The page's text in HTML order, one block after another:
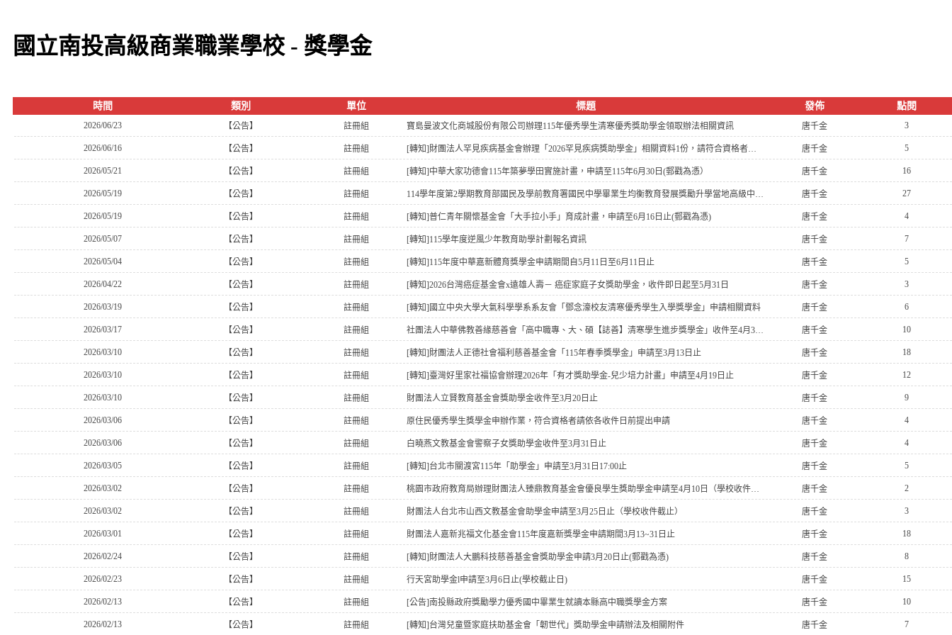
國立南投高級商業職業學校 - 獎學金
時間 類別 單位 標題 發佈 點閱
2026/06/23 【公告】 註冊組 寶島曼波文化商城股份有限公司辦理115年優秀學生清寒優秀獎助學金領取辦法相關資訊 唐千金 3
2026/06/16 【公告】 註冊組 [轉知]財團法人罕見疾病基金會辦理「2026罕見疾病獎助學金」相關資料1份，請符合資格者於115年8月14日前提出申請 唐千金 5
2026/05/21 【公告】 註冊組 [轉知]中華大家功德會115年築夢學田實施計畫，申請至115年6月30日(郵戳為憑） 唐千金 16
2026/05/19 【公告】 註冊組 114學年度第2學期教育部國民及學前教育署國民中學畢業生均衡教育發展獎勵升學當地高級中等學校獎學金 獲獎名單 唐千金 27
2026/05/19 【公告】 註冊組 [轉知]普仁青年關懷基金會「大手拉小手」育成計畫，申請至6月16日止(郵戳為憑) 唐千金 4
2026/05/07 【公告】 註冊組 [轉知]115學年度逆風少年教育助學計劃報名資訊 唐千金 7
2026/05/04 【公告】 註冊組 [轉知]115年度中華嘉新體育獎學金申請期間自5月11日至6月11日止 唐千金 5
2026/04/22 【公告】 註冊組 [轉知]2026台灣癌症基金會x遠雄人壽－ 癌症家庭子女獎助學金，收件即日起至5月31日 唐千金 3
2026/03/19 【公告】 註冊組 [轉知]國立中央大學大氣科學學系系友會「鄧念濠校友清寒優秀學生入學獎學金」申請相關資料 唐千金 6
2026/03/17 【公告】 註冊組 社團法人中華佛教善緣慈善會「高中職專、大、碩【誌善】清寒學生進步獎學金」收件至4月30日止 唐千金 10
2026/03/10 【公告】 註冊組 [轉知]財團法人正德社會福利慈善基金會「115年春季獎學金」申請至3月13日止 唐千金 18
2026/03/10 【公告】 註冊組 [轉知]臺灣好里家社福協會辦理2026年「有才獎助學金-兒少培力計畫」申請至4月19日止 唐千金 12
2026/03/10 【公告】 註冊組 財團法人立賢教育基金會獎助學金收件至3月20日止 唐千金 9
2026/03/06 【公告】 註冊組 原住民優秀學生獎學金申辦作業，符合資格者請依各收件日前提出申請 唐千金 4
2026/03/06 【公告】 註冊組 白曉燕文教基金會警察子女獎助學金收件至3月31日止 唐千金 4
2026/03/05 【公告】 註冊組 [轉知]台北市關渡宮115年「助學金」申請至3月31日17:00止 唐千金 5
2026/03/02 【公告】 註冊組 桃園市政府教育局辦理財團法人臻鼎教育基金會優良學生獎助學金申請至4月10日（學校收件截止） 唐千金 2
2026/03/02 【公告】 註冊組 財團法人台北市山西文教基金會助學金申請至3月25日止（學校收件截止） 唐千金 3
2026/03/01 【公告】 註冊組 財團法人嘉新兆福文化基金會115年度嘉新獎學金申請期間3月13~31日止 唐千金 18
2026/02/24 【公告】 註冊組 [轉知]財團法人大鵬科技慈善基金會獎助學金申請3月20日止(郵戳為憑) 唐千金 8
2026/02/23 【公告】 註冊組 行天宮助學金l申請至3月6日止(學校截止日) 唐千金 15
2026/02/13 【公告】 註冊組 [公告]南投縣政府獎勵學力優秀國中畢業生就讀本縣高中職獎學金方案 唐千金 10
2026/02/13 【公告】 註冊組 [轉知]台灣兒童暨家庭扶助基金會「韌世代」獎助學金申請辦法及相關附件 唐千金 7